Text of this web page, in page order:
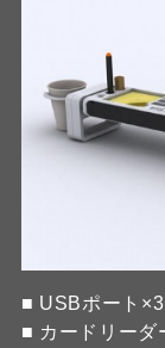
■ USBポート×3
■ カードリーダ